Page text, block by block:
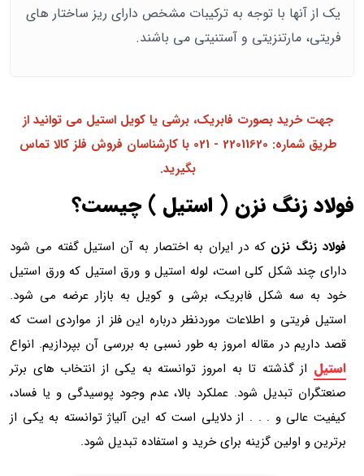
یک از آنها با توجه به ترکیبات مشخص دارای ریز ساختار های
فریتی، مارتنزیتی و آستنیتی می باشند.
جهت خرید بصورت فابریک، برشی یا کویل استیل می توانید از
طریق شماره: 22011620 - 021 با کارشناسان فروش فلز کالا تماس
بگیرید.
فولاد زنگ نزن ( استیل ) چیست؟
فولاد زنگ نزن که در ایران به اختصار به آن استیل گفته می شود
دارای چند شکل کلی است، لوله استیل و ورق استیل که ورق استیل
خود به سه شکل فابریک، برشی و کویل به بازار عرضه می شود.
استیل فریتی و اطلاعات موردنظر درباره این فلز از مواردی است که
قصد داریم در مقاله امروز به طور نسبی به بررسی آن بپردازیم. انواع
استیل از گذشته تا به امروز توانسته به یکی از انتخاب های برتر
صنعتگران تبدیل شود. عملکرد بالا، عدم وجود پوسیدگی و یا فساد،
کیفیت عالی و . . . از دلایلی است که این آلیاژ توانسته به یکی از
برترین و اولین گزینه برای خرید و استفاده تبدیل شود.